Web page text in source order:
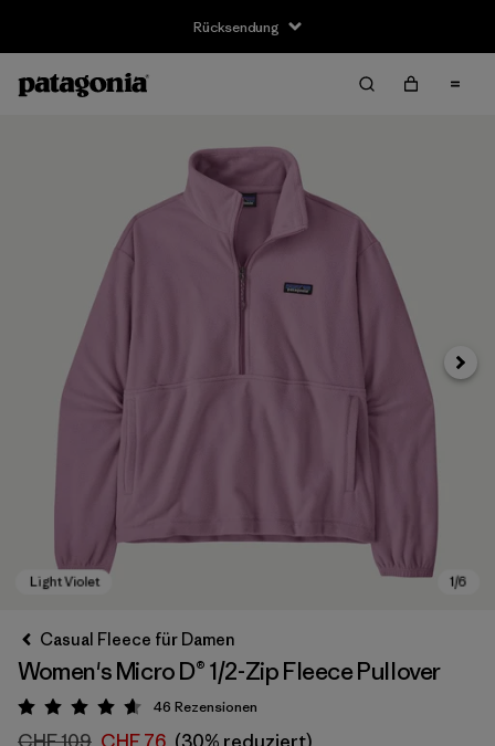
Rücksendung
Casual Fleece für Damen
Women's Micro D® 1/2-Zip Fleece Pullover
Bewertung: 4.6 / 5
46 Rezensionen